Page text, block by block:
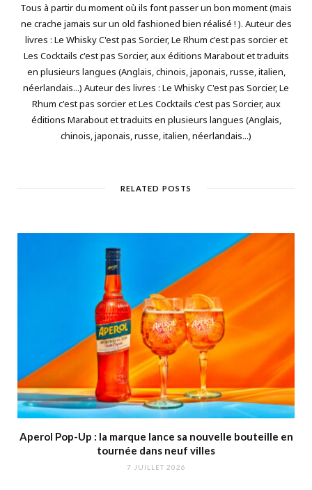
Tous à partir du moment où ils font passer un bon moment (mais
ne crache jamais sur un old fashioned bien réalisé ! ). Auteur des
livres : Le Whisky C'est pas Sorcier, Le Rhum c'est pas sorcier et
Les Cocktails c'est pas Sorcier, aux éditions Marabout et traduits
en plusieurs langues (Anglais, chinois, japonais, russe, italien,
néerlandais...) Auteur des livres : Le Whisky C'est pas Sorcier, Le
Rhum c'est pas sorcier et Les Cocktails c'est pas Sorcier, aux
éditions Marabout et traduits en plusieurs langues (Anglais,
chinois, japonais, russe, italien, néerlandais...)
RELATED POSTS
Aperol Pop-Up : la marque lance sa nouvelle bouteille en
tournée dans neuf villes
7 JUILLET 2026